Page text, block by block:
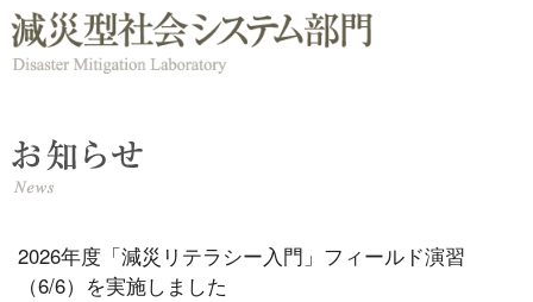
2026年度「減災リテラシー入門」フィールド演習
（6/6）を実施しました